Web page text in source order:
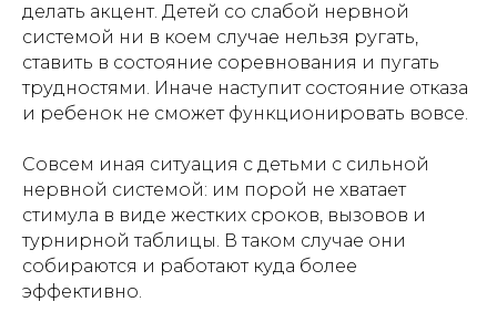
делать акцент. Детей со слабой нервной
системой ни в коем случае нельзя ругать,
ставить в состояние соревнования и пугать
трудностями. Иначе наступит состояние отказа
и ребенок не сможет функционировать вовсе.
Совсем иная ситуация с детьми с сильной
нервной системой: им порой не хватает
стимула в виде жестких сроков, вызовов и
турнирной таблицы. В таком случае они
собираются и работают куда более
эффективно.